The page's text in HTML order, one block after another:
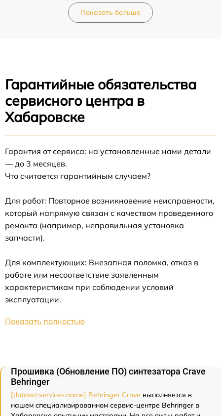
Показать больше
Гарантийные обязательства
сервисного центра в
Хабаровске
Гарантия от сервиса: на установленные нами детали
— до 3 месяцев.
Что считается гарантийным случаем?
Для работ: Повторное возникновение неисправности,
который напрямую связан с качеством проведенного
ремонта (например, неправильная установка
запчасти).
Для комплектующих: Внезапная поломка, отказ в
работе или несоответствие заявленным
характеристикам при соблюдении условий
эксплуатации.
Показать полностью
Прошивка (Обновление ПО) синтезатора Crave
Behringer
[dataset:services:name] Behringer Crave выполняется в
нашем специализированном сервис-центре Behringer в